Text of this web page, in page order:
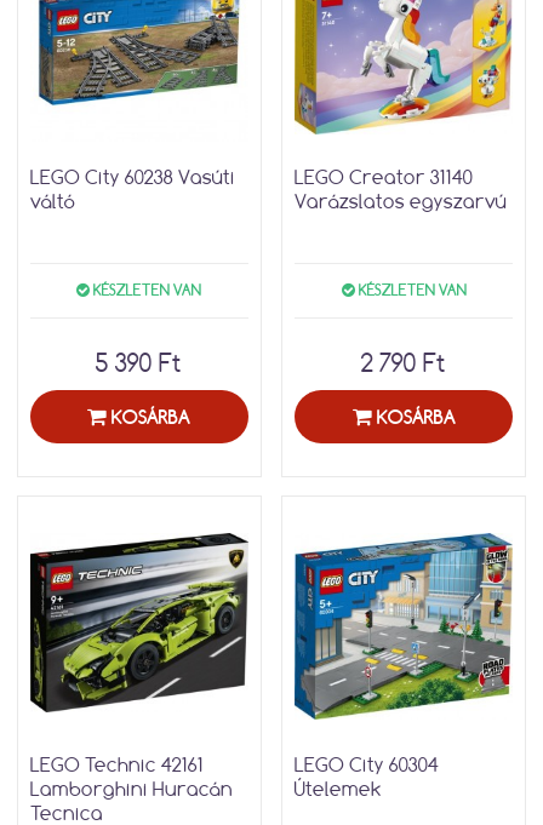
LEGO City 60238 Vasúti
váltó
KÉSZLETEN VAN
5 390 Ft
KOSÁRBA
LEGO Creator 31140
Varázslatos egyszarvú
KÉSZLETEN VAN
2 790 Ft
KOSÁRBA
LEGO Technic 42161
Lamborghini Huracán
Tecnica
LEGO City 60304
Útelemek